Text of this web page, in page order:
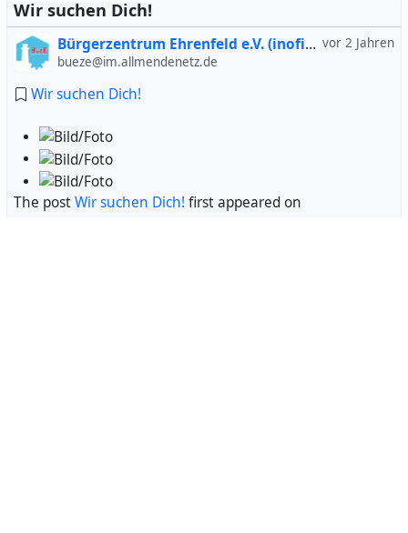
Wir suchen Dich!
vor 2 Jahren
Bürgerzentrum Ehrenfeld e.V. (inofiziell)
bueze@im.allmendenetz.de
Wir suchen Dich!
The postWir suchen Dich! first appeared on